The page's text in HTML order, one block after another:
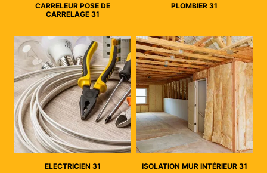
CARRELEUR POSE DE
CARRELAGE 31
PLOMBIER 31
ELECTRICIEN 31 ISOLATION MUR INTÉRIEUR 31